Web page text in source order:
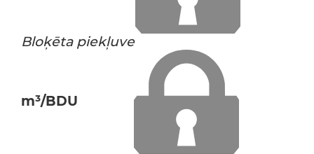
Bloķēta piekļuve
m³/BDU